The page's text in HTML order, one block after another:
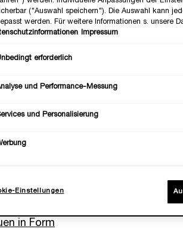
Abend-Make-up vor
in Form
("Auswahl speichern"). Die Auswahl kann
werden. Für weitere Informationen s. unsere
Impressum
erforderlich
und Performance-Messung
und Personalisierung
Einstellungen